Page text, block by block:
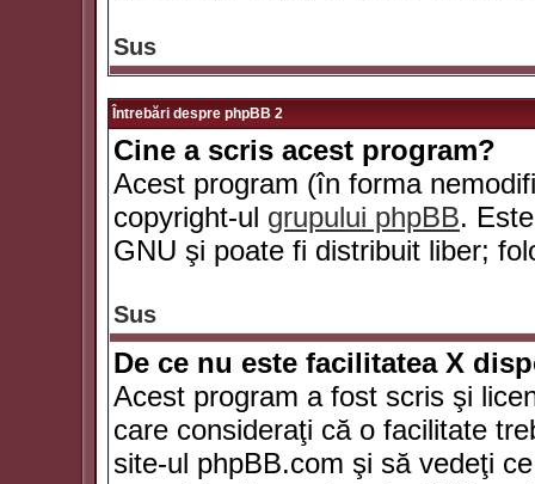
Sus
Întrebări despre phpBB 2
Cine a scris acest program?
Acest program (în forma
copyright-ul grupului phpBB.
GNU şi poate fi distribuit liber;
Sus
De ce nu este facilitatea X
Acest program a fost scris şi
care consideraţi că o facilitate
site-ul phpBB.com şi să vedeţi